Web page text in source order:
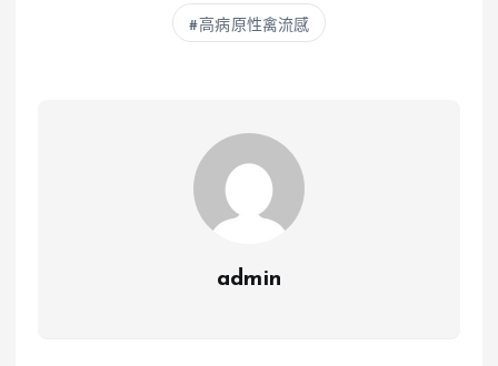
高病原性禽流感
admin